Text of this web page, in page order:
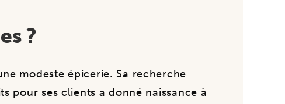
?
modeste épicerie. Sa recherche
pour ses clients a donné naissance à